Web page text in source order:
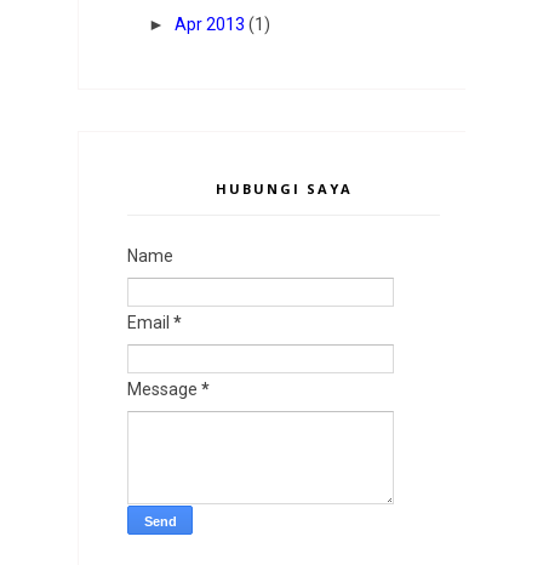
► Apr 2013 (1)
HUBUNGI SAYA
Name
Email *
Message *